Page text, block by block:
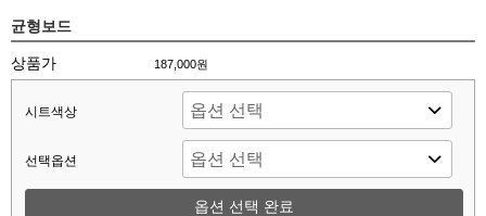
균형보드
상품가 187,000원
시트색상
선택옵션
옵션 선택 완료